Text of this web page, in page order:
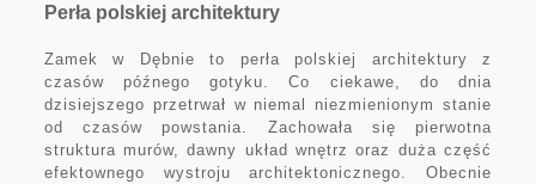
Perła polskiej architektury
Zamek w Dębnie to perła polskiej architektury z
czasów późnego gotyku. Co ciekawe, do dnia
dzisiejszego przetrwał w niemal niezmienionym stanie
od czasów powstania. Zachowała się pierwotna
struktura murów, dawny układ wnętrz oraz duża część
efektownego wystroju architektonicznego. Obecnie